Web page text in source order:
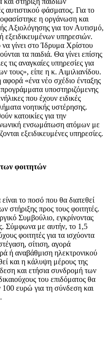
αυτιστικού φάσματος. Για το
η οργάνωση και
Αξιολόγησης για τον Αυτισμό,
εξειδικευμένων υπηρεσιών.
γίνει στο Ίδρυμα Χρίστου
τα παιδιά. Θα γίνει επίσης
αναγκαίες υπηρεσίες για
τους», είπε η κ. Αιμιλιανίδου.
«ένα νέο σχέδιο ένταξης
υποστηριζόμενης
που έχουν ειδικές
νοητικής υστέρησης.
κατοικίες για την
ενσωμάτωση ατόμων με
εξειδικευμένες υπηρεσίες.
φοιτητών
το ποσό που θα διατεθεί
στήριξης προς τους φοιτητές.
Συμβούλιο, εγκρίνοντας
Σύμφωνα με αυτήν, το 1,5
φοιτητές για τα ισχύοντα
σίτιση, αγορά
ή αναβάθμιση ηλεκτρονικού
και η κάλυψη μέρους της
και ετήσια συνδρομή των
του επιδόματος θα
ευρώ για τη σύνδεση και